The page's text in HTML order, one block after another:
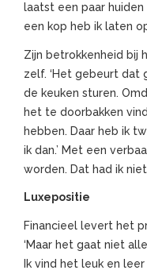
laatst een paar
een kop heb ik laten
Zijn betrokkenheid bij
zelf. ‘Het gebeurt dat
de keuken sturen.
het te doorbakken
hebben. Daar heb ik
ik dan.’ Met een
worden. Dat had ik
Luxepositie
Financieel levert het
‘Maar het gaat niet
Ik vind het leuk en